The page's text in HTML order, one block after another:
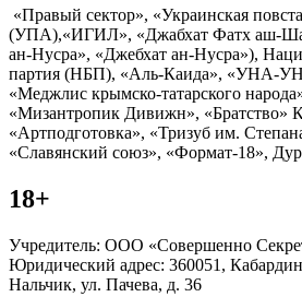
«Правый сектор», «Украинская
(УПА),«ИГИЛ», «Джабхат Фатх аш-
ан-Нусра», «Джебхат ан-Нусра»),
партия (НБП), «Аль-Каида», «УНА-
«Меджлис крымско-татарского
«Мизантропик Дивижн», «Братство»
«Артподготовка», «Тризуб им.
«Славянский союз», «Формат-18»,
18+
Учредитель: ООО «Совершенно
Юридический адрес: 360051,
Нальчик, ул. Пачева, д. 36